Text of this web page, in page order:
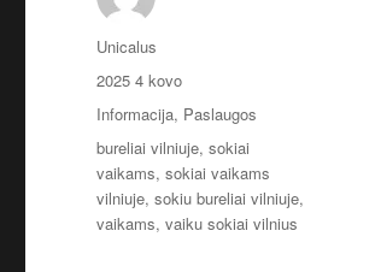
Autorius
Unicalus
Paskelbta
2025 4 kovo
Kategorijos
Informacija, Paslaugos
Žymos
bureliai vilniuje,sokiai
vaikams,sokiai vaikams
vilniuje,sokiu bureliai vilniuje,
vaikams,vaiku sokiai vilnius